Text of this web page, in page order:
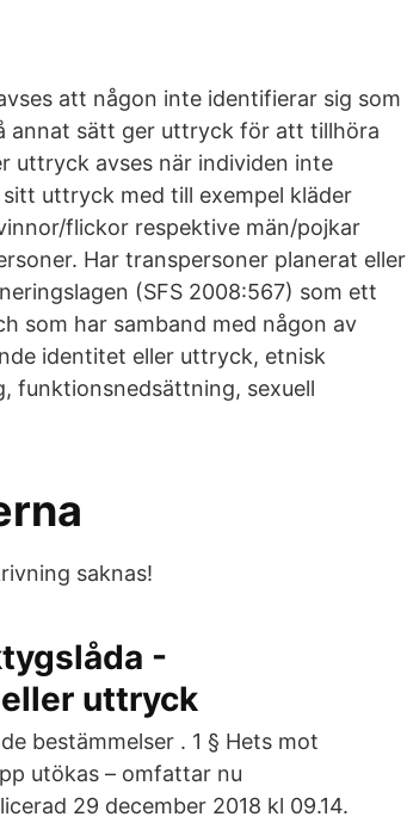
att någon inte identifierar sig som
annat sätt ger uttryck för att tillhöra
uttryck avses när individen inte
uttryck med till exempel kläder
flickor respektive män/pojkar
Har transpersoner planerat eller
(SFS 2008:567) som ett
som har samband med någon av
identitet eller uttryck, etnisk
funktionsnedsättning, sexuell
saknas!
-
uttryck
bestämmelser . 1 § Hets mot
utökas – omfattar nu
29 december 2018 kl 09.14.